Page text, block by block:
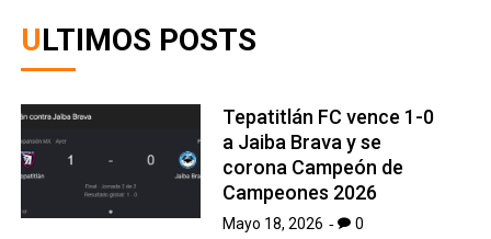
ULTIMOS POSTS
Tepatitlán FC vence 1-0
a Jaiba Brava y se
corona Campeón de
Campeones 2026
Mayo 18, 2026 0